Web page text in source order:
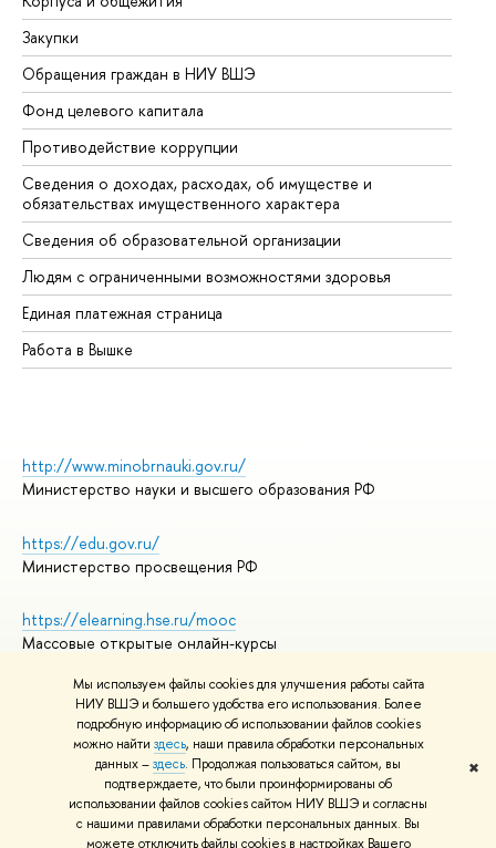
Мы используем файлы cookies для улучшения работы сайта
НИУ ВШЭ и большего удобства его использования. Более
подробную информацию об использовании файлов cookies
можно найти здесь, наши правила обработки персональных
данных –здесь. Продолжая пользоваться сайтом, вы
подтверждаете, что были проинформированы об
использовании файлов cookies сайтом НИУ ВШЭ и согласны
с нашими правилами обработки персональных данных. Вы
можете отключить файлы cookies в настройках Вашего
✖
Закупки
Обращения граждан в НИУ ВШЭ
Фонд целевого капитала
Противодействие коррупции
Сведения о доходах, расходах, об имуществе и
обязательствах имущественного характера
Сведения об образовательной организации
Людям с ограниченными возможностями здоровья
Единая платежная страница
Работа в Вышке
http://www.minobrnauki.gov.ru/
Министерство науки и высшего образования РФ
https://edu.gov.ru/
Министерство просвещения РФ
https://elearning.hse.ru/mooc
Массовые открытые онлайн-курсы
© НИУ ВШЭ 1993–2026
Адреса и контакты
Условия использования материалов
Политика конфиденциальности
Правила применения рекомендательных технологий в НИУ ВШЭ
Карта сайта